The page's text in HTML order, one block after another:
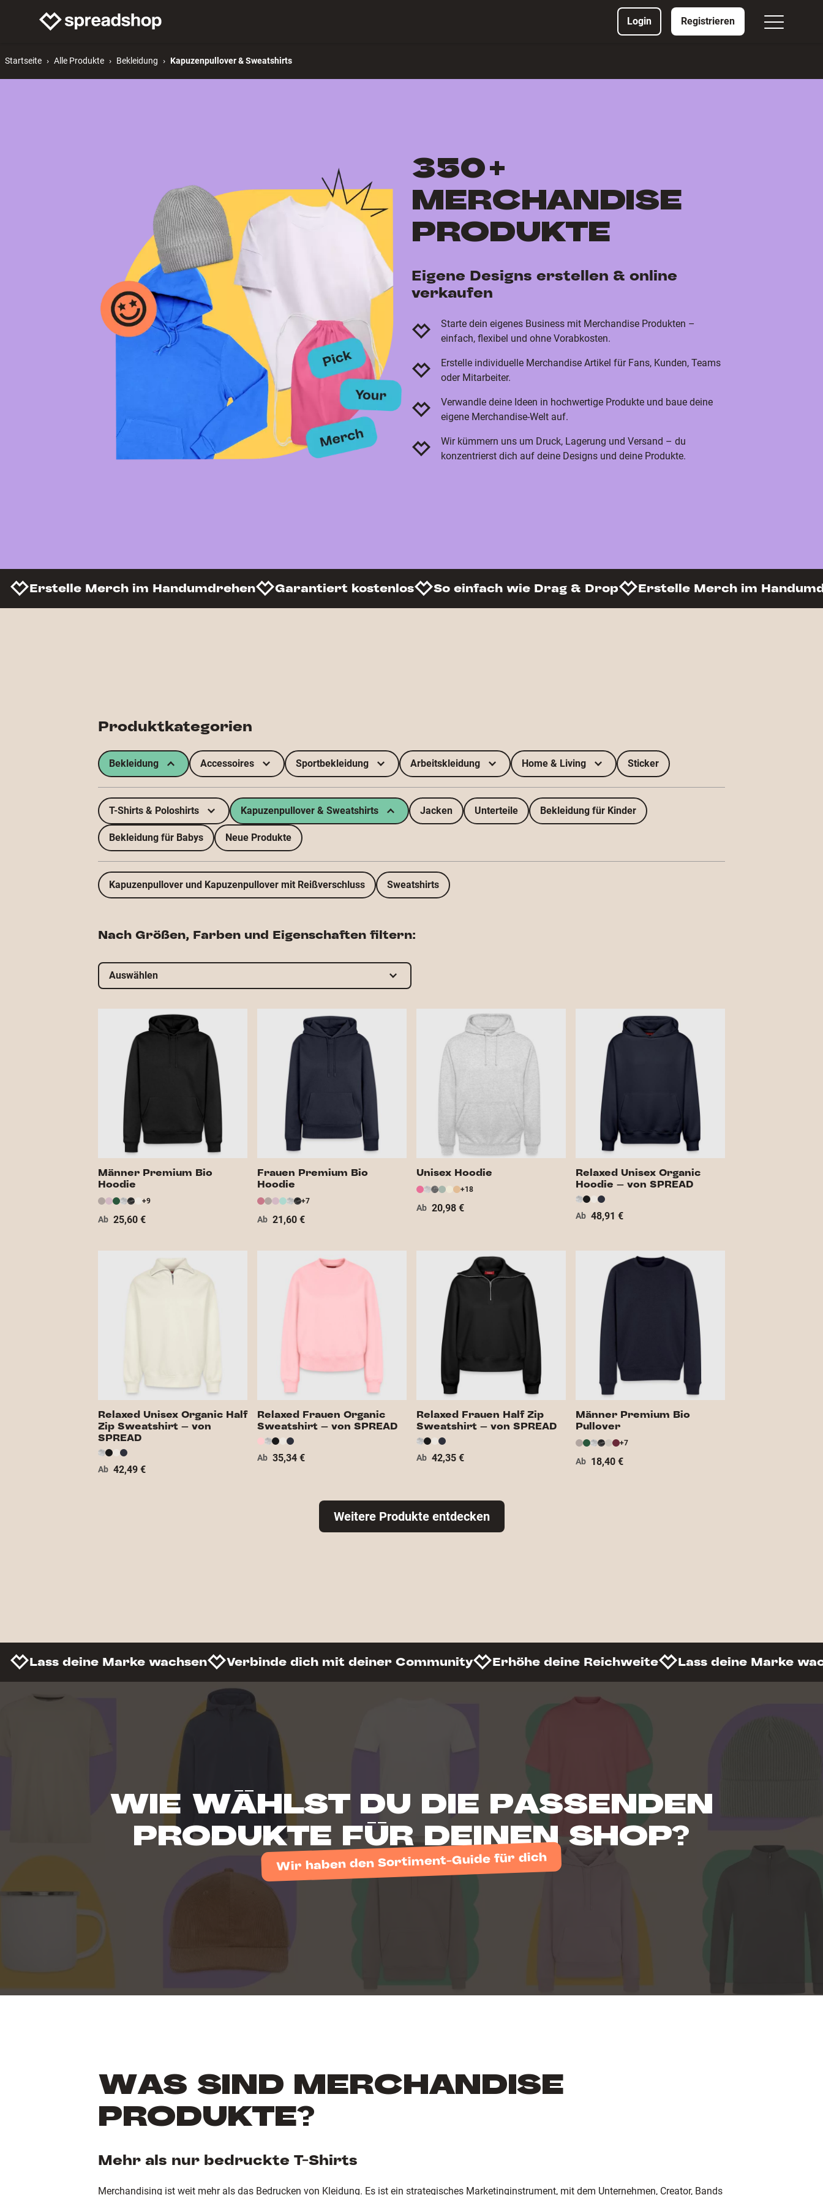
Login Registrieren
Merch verkaufen
Startseite Alle Produkte Bekleidung Kapuzenpullover & Sweatshirts
350+
MERCHANDISE
PRODUKTE
Eigene Designs erstellen & online
verkaufen
Starte dein eigenes Business mit Merchandise Produkten –
einfach, flexibel und ohne Vorabkosten.
Erstelle individuelle Merchandise Artikel für Fans, Kunden, Teams
oder Mitarbeiter.
Verwandle deine Ideen in hochwertige Produkte und baue deine
eigene Merchandise-Welt auf.
Wir kümmern uns um Druck, Lagerung und Versand – du
konzentrierst dich auf deine Designs und deine Produkte.
Erstelle Merch im Handumdrehen Garantiert kostenlos So einfach wie Drag & Drop Erstelle Merch im
Produktkategorien
Bekleidung Accessoires Sportbekleidung Arbeitskleidung Home & Living Sticker
T-Shirts & Poloshirts Kapuzenpullover & Sweatshirts Jacken Unterteile Bekleidung für Kinder
Bekleidung für Babys Neue Produkte
Kapuzenpullover und Kapuzenpullover mit Reißverschluss Sweatshirts
Nach Größen, Farben und Eigenschaften filtern:
Auswählen
Männer Premium Bio
Hoodie
+9
Ab 25,60 €
Frauen Premium Bio
Hoodie
+7
Ab 21,60 €
Unisex Hoodie
+18
Ab 20,98 €
Relaxed Unisex Organic
Hoodie – von SPREAD
Ab 48,91 €
Relaxed Unisex Organic Half
Zip Sweatshirt – von
SPREAD
Ab 42,49 €
Relaxed Frauen Organic
Sweatshirt – von SPREAD
Ab 35,34 €
Relaxed Frauen Half Zip
Sweatshirt – von SPREAD
Ab 42,35 €
Männer Premium Bio
Pullover
+7
Ab 18,40 €
Weitere Produkte entdecken
Lass deine Marke wachsen Verbinde dich mit deiner Community Erhöhe deine Reichweite Lass deine Marke
WIE WÄHLST DU DIE PASSENDEN
PRODUKTE FÜR DEINEN SHOP?
Wir haben den Sortiment-Guide für dich
WAS SIND MERCHANDISE
PRODUKTE?
Mehr als nur bedruckte T-Shirts
Merchandising ist weit mehr als das Bedrucken von Kleidung. Es ist ein strategisches Marketinginstrument, mit dem Unternehmen, Creator, Bands